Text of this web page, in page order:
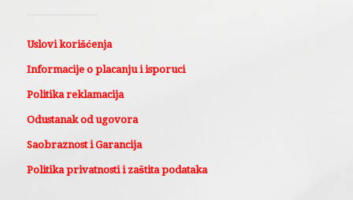
Uslovi korišćenja
Informacije o placanju i isporuci
Politika reklamacija
Odustanak od ugovora
Saobraznost i Garancija
Politika privatnosti i zaštita podataka